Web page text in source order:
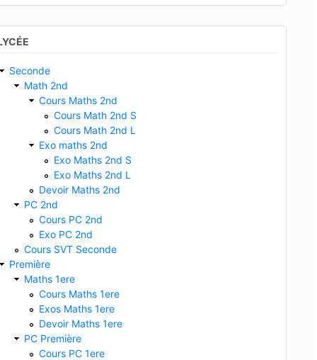
Seconde
Math 2nd
Cours Maths 2nd
Cours Math 2nd S
Cours Math 2nd L
Exo maths 2nd
Exo Maths 2nd S
Exo Maths 2nd L
Devoir Maths 2nd
PC 2nd
Cours PC 2nd
Exo PC 2nd
Cours SVT Seconde
Première
Maths 1ere
Cours Maths 1ere
Exos Maths 1ere
Devoir Maths 1ere
PC Première
Cours PC 1ere